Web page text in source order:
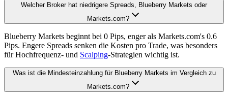
Welcher Broker hat niedrigere Spreads, Blueberry Markets oder
Markets.com?
Blueberry Markets beginnt bei 0 Pips, enger als Markets.com's 0.6
Pips. Engere Spreads senken die Kosten pro Trade, was besonders
für Hochfrequenz- und Scalping-Strategien wichtig ist.
Was ist die Mindesteinzahlung für Blueberry Markets im Vergleich zu
Markets.com?